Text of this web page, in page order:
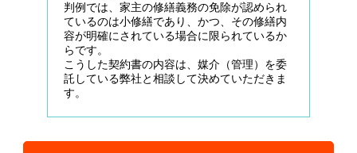
判例では、家主の修繕義務の免除が認められ
ているのは小修繕であり、かつ、その修繕内
容が明確にされている場合に限られているか
らです。
こうした契約書の内容は、媒介（管理）を委
託している弊社と相談して決めていただきま
す。